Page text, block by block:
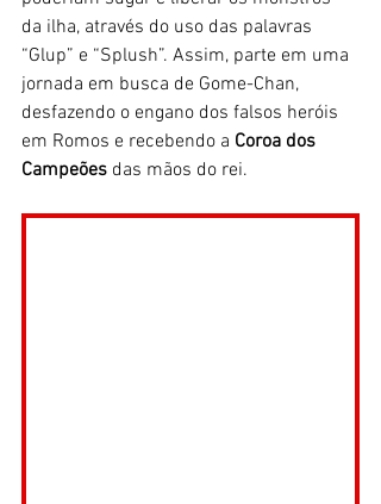
da ilha, através do uso das palavras
“Glup” e “Splush”. Assim, parte em uma
jornada em busca de Gome-Chan,
desfazendo o engano dos falsos heróis
em Romos e recebendo a Coroa dos
Campeões das mãos do rei.